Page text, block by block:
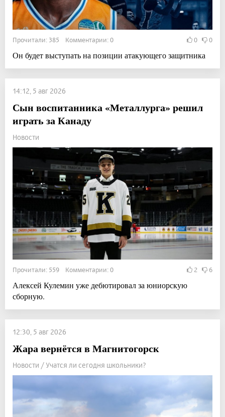
Прочитали: 385 Комментарии: 0 0 0
Он будет выступать на позиции атакующего защитника
14:12, 5 авг 2026
Сын воспитанника «Металлурга» решил
играть за Канаду
Новости
Прочитали: 559 Комментарии: 0 2 6
Алексей Кулемин уже дебютировал за юниорскую
сборную.
12:30, 5 авг 2026
Жара вернётся в Магнитогорск
Новости / Учатся ли сегодня школьники?